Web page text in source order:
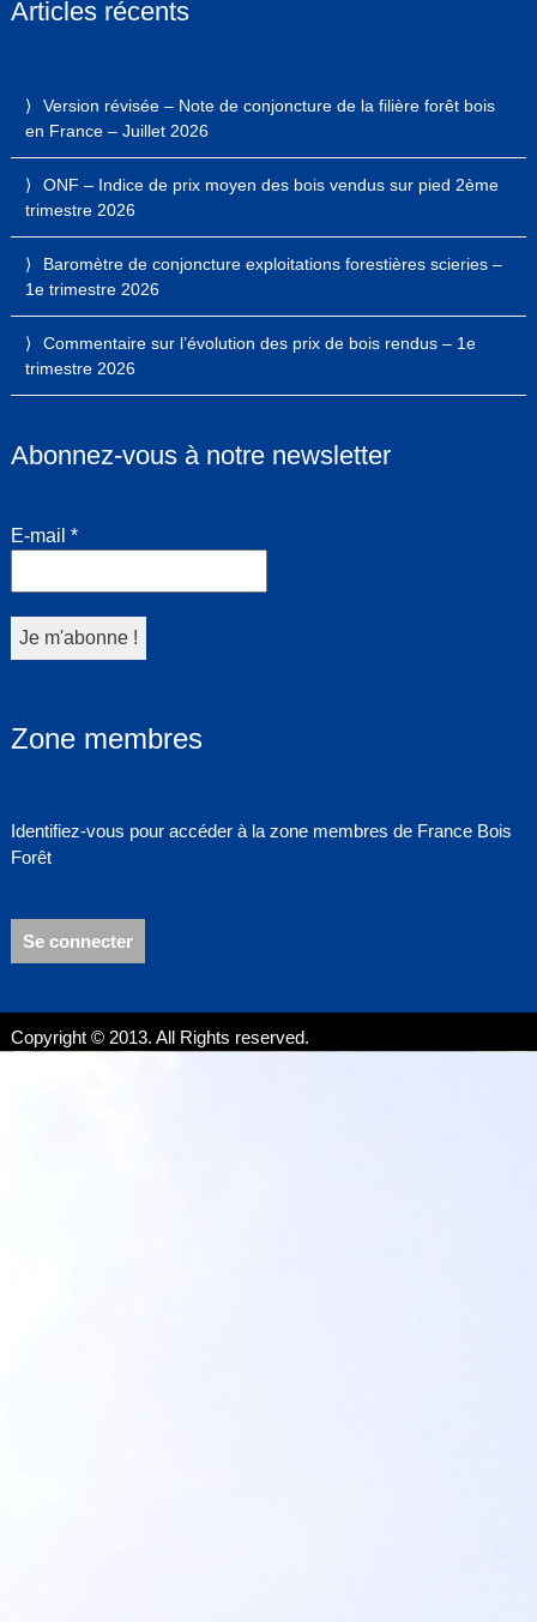
Articles récents
Version révisée – Note de conjoncture de la filière forêt bois
en France – Juillet 2026
ONF – Indice de prix moyen des bois vendus sur pied 2ème
trimestre 2026
Baromètre de conjoncture exploitations forestières scieries –
1e trimestre 2026
Commentaire sur l’évolution des prix de bois rendus – 1e
trimestre 2026
Abonnez-vous à notre newsletter
E-mail *
Zone membres
Identifiez-vous pour accéder à la zone membres de France Bois
Forêt
Se connecter
Copyright © 2013. All Rights reserved.